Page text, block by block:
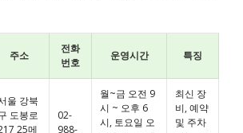
주소
전화
번호
운영시간 특징
울 강북
도봉로
25메
02-
988-
월~금 오전 9
시 ~ 오후 6
시, 토요일 오
최신 장
비, 예약
및 주차